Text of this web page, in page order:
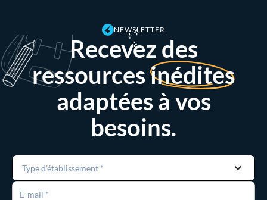
NEWSLETTER
Recevez des
ressourcesinédites
adaptées à vos
besoins.
Type d'établissement *